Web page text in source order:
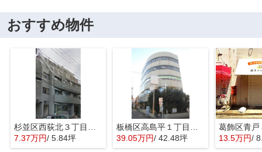
おすすめ物件
杉並区西荻北３丁目の店舗事務所
7.37万円/ 5.84坪
板橋区高島平１丁目の店舗事務所
39.05万円/ 42.48坪 13.5万円/